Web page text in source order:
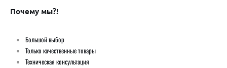
Почему мы?!
Большой выбор
Только качественные товары
Техническая консультация